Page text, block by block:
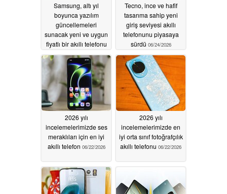
Samsung, altı yıl
boyunca yazılım
güncellemeleri
sunacak yeni ve uygun
fiyatlı bir akıllı telefonu
piyasaya sürdü
06/26/2026
Tecno, ince ve hafif
tasarıma sahip yeni
giriş seviyesi akıllı
telefonunu piyasaya
sürdü 06/24/2026
2026 yılı
incelemelerimizde ses
meraklıları için en iyi
akıllı telefon 06/22/2026
2026 yılı
incelemelerimizde en
iyi orta sınıf fotoğrafçılık
akıllı telefonu 06/22/2026